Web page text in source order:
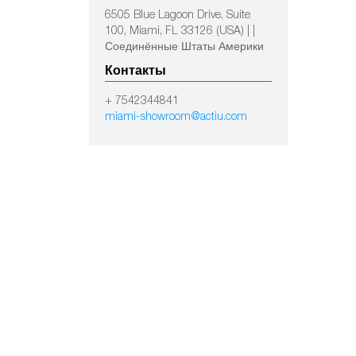
6505 Blue Lagoon Drive, Suite
100, Miami, FL 33126 (USA) | |
Соединённые Штаты Америки
Контакты
+ 7542344841
miami-showroom@actiu.com